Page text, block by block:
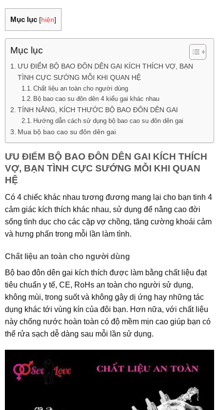
Mục lục [hiện]
Mục lục
ƯU ĐIỂM BỘ BAO ĐÔN DÊN GAI KÍCH THÍCH VỢ, BẠN
TÌNH CỰC SƯỚNG MỖI KHI QUAN HỆ
Chất liệu an toàn cho người dùng
Bộ bao cao su đôn dên 4 kiểu gai khác nhau
TÍNH NĂNG, KÍCH THƯỚC BỘ BAO ĐÔN DÊN GAI
Hướng dẫn cách sử dụng bộ bao cao su đôn dên gai
Mua bộ bao cao su đôn dên gai
ƯU ĐIỂM BỘ BAO ĐÔN DÊN GAI KÍCH THÍCH
VỢ, BẠN TÌNH CỰC SƯỚNG MỖI KHI QUAN
HỆ
Có 4 chiếc khác nhau tương đương mang lại cho bạn tinh 4
cảm giác kích thích khác nhau, sử dụng để nâng cao đời
sống tình dục cho các cặp vợ chồng, tăng cường khoái cảm
và hưng phấn trong mỗi lần làm tình.
Chất liệu an toàn cho người dùng
Bộ bao đôn dên gai kích thích được làm bằng chất liệu đạt
tiêu chuẩn y tế, CE, RoHs an toàn cho người sử dụng,
không mùi, trong suốt và không gây dị ứng hay những tác
dụng khác tới vùng kín của đôi bạn. Hơn nữa, với chất liệu
này chống nước hoàn toàn có độ mềm mịn cao giúp bạn có
thể rửa sạch dễ dàng sau mỗi lần sử dụng.